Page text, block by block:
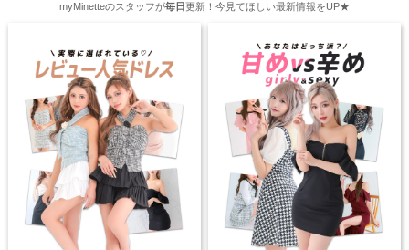
myMinetteのスタッフが毎日 更新！今見てほしい最新情報をUP★